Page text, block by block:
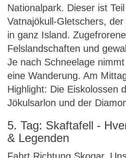
Nationalpark. Dieser ist
Vatnajökull-Gletschers,
in ganz Island.
Felslandschaften und
Je nach Schneelage
eine Wanderung. Am
Highlight: Die Eiskolossen
Jökulsarlon und der
5. Tag: Skaftafell -
& Legenden